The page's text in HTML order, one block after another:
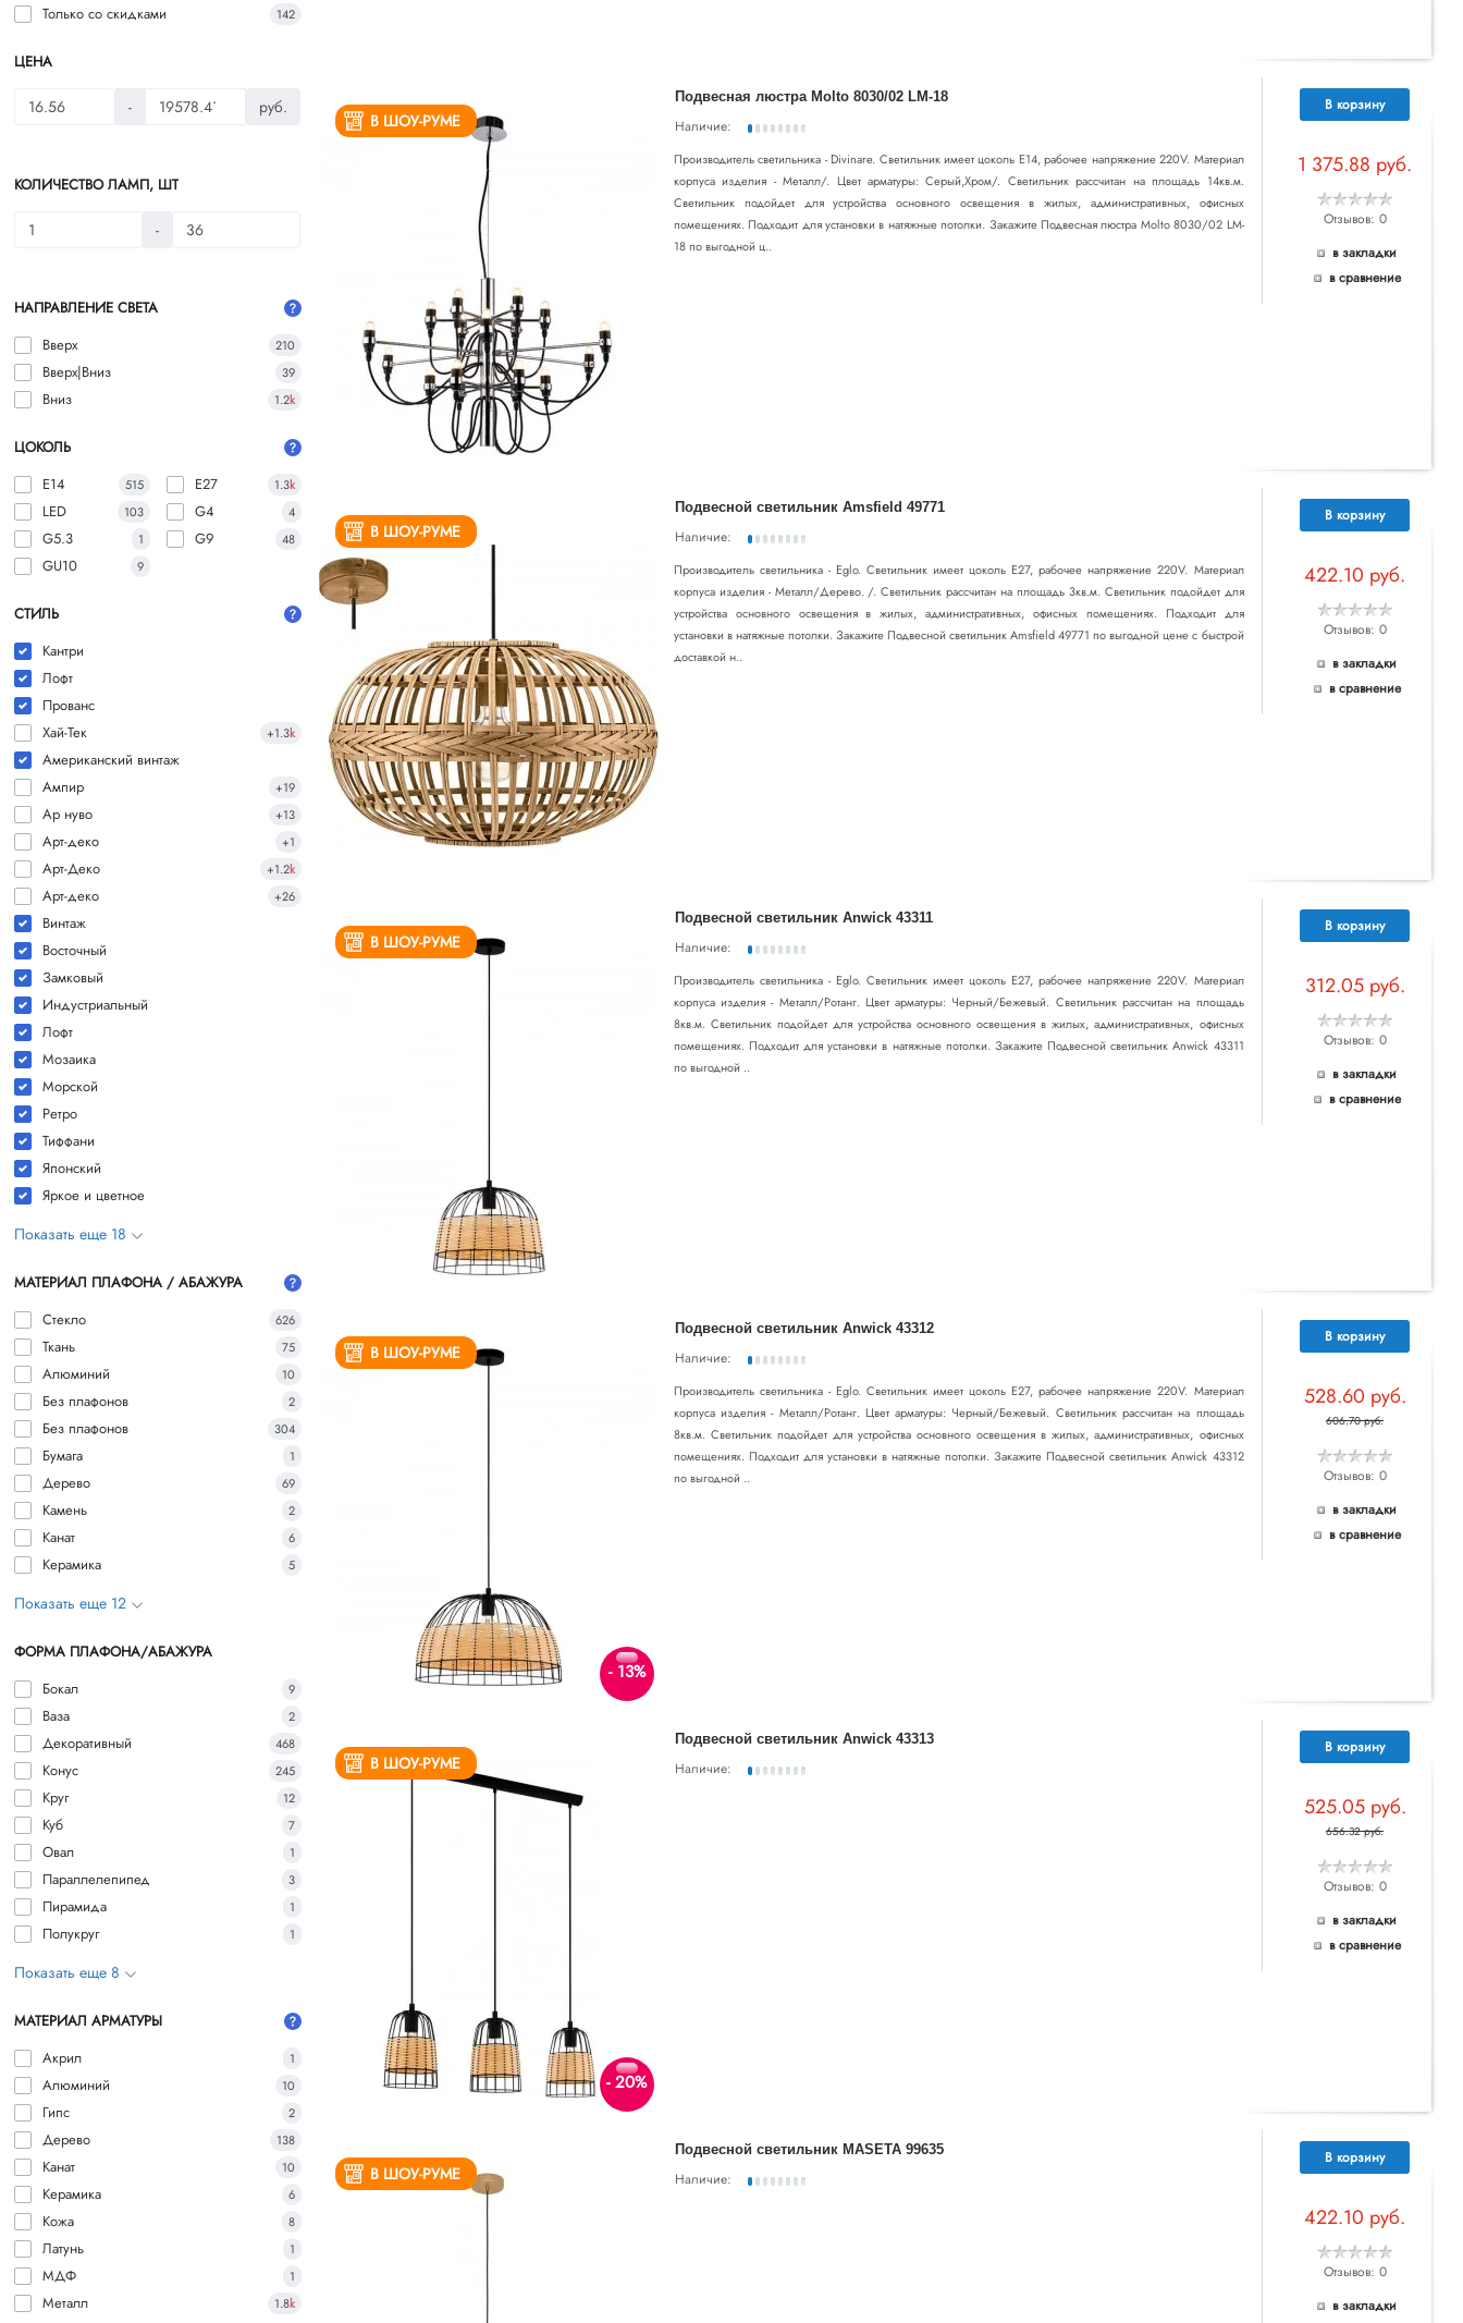
Только со cкидками
142
ЦЕНА
- руб.
КОЛИЧЕСТВО ЛАМП, ШТ
-
НАПРАВЛЕНИЕ СВЕТА
Вверх
210
Вверх|Вниз 39
Вниз 1.2k
ЦОКОЛЬ
E14
515 E27 1.3k
LED 103 G4 4
G5.3 1 G9 48
GU10 9
СТИЛЬ
Кантри
Лофт
Прованс
Хай-Тек
+1.3k
Американский винтаж
Ампир
+19
Ар нуво +13
Арт-деко +1
Арт-Деко +1.2k
Арт-деко +26
Винтаж
Восточный
Замковый
Индустриальный
Лофт
Мозаика
Морской
Ретро
Тиффани
Японский
Яркое и цветное
Показать еще 18
МАТЕРИАЛ ПЛАФОНА / АБАЖУРА
Стекло
626
Ткань 75
Алюминий 10
Без плафонов 2
Без плафонов 304
Бумага 1
Дерево 69
Камень 2
Канат 6
Керамика 5
Показать еще 12
ФОРМА ПЛАФОНА/АБАЖУРА
Бокал
9
Ваза 2
Декоративный 468
Конус 245
Круг 12
Куб 7
Овал 1
Параллелепипед 3
Пирамида 1
Полукруг 1
Показать еще 8
МАТЕРИАЛ АРМАТУРЫ
Акрил
1
Алюминий 10
Гипс 2
Дерево 138
Канат 10
Керамика 6
Кожа 8
Латунь 1
МДФ 1
Металл 1.8k
В ШОУ-РУМЕ
Подвесная люстра Molto 8030/02 LM-18
Наличие:
В корзину
1 375.88 руб.
Отзывов: 0
в закладки
в сравнение
Производитель светильника - Divinare. Светильник имеет цоколь E14, рабочее напряжение 220V. Материал
корпуса изделия - Металл/. Цвет арматуры: Серый,Хром/. Светильник рассчитан на площадь 14кв.м.
Светильник подойдет для устройства основного освещения в жилых, административных, офисных
помещениях. Подходит для установки в натяжные потолки. Закажите Подвесная люстра Molto 8030/02 LM-
18 по выгодной ц..
В ШОУ-РУМЕ
Подвесной светильник Amsfield 49771
Наличие:
В корзину
422.10 руб.
Отзывов: 0
в закладки
в сравнение
Производитель светильника - Eglo. Светильник имеет цоколь E27, рабочее напряжение 220V. Материал
корпуса изделия - Металл/Дерево. /. Светильник рассчитан на площадь 3кв.м. Светильник подойдет для
устройства основного освещения в жилых, административных, офисных помещениях. Подходит для
установки в натяжные потолки. Закажите Подвесной светильник Amsfield 49771 по выгодной цене с быстрой
доставкой н..
В ШОУ-РУМЕ
Подвесной светильник Anwick 43311
Наличие:
В корзину
312.05 руб.
Отзывов: 0
в закладки
в сравнение
Производитель светильника - Eglo. Светильник имеет цоколь E27, рабочее напряжение 220V. Материал
корпуса изделия - Металл/Ротанг. Цвет арматуры: Черный/Бежевый. Светильник рассчитан на площадь
8кв.м. Светильник подойдет для устройства основного освещения в жилых, административных, офисных
помещениях. Подходит для установки в натяжные потолки. Закажите Подвесной светильник Anwick 43311
по выгодной ..
В ШОУ-РУМЕ
- 13%
Подвесной светильник Anwick 43312
Наличие:
В корзину
528.60 руб.
606.70 руб.
Отзывов: 0
в закладки
в сравнение
Производитель светильника - Eglo. Светильник имеет цоколь E27, рабочее напряжение 220V. Материал
корпуса изделия - Металл/Ротанг. Цвет арматуры: Черный/Бежевый. Светильник рассчитан на площадь
8кв.м. Светильник подойдет для устройства основного освещения в жилых, административных, офисных
помещениях. Подходит для установки в натяжные потолки. Закажите Подвесной светильник Anwick 43312
по выгодной ..
В ШОУ-РУМЕ
- 20%
Подвесной светильник Anwick 43313
Наличие:
В корзину
525.05 руб.
656.32 руб.
Отзывов: 0
в закладки
в сравнение
В ШОУ-РУМЕ
Подвесной светильник MASETA 99635
Наличие:
В корзину
422.10 руб.
Отзывов: 0
в закладки